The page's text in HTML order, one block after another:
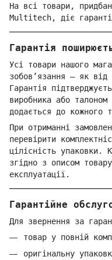
На всі товари,
Multitech, діє
Гарантія
Усі товари нашого
зобов’язання — як
Гарантія
виробника або
додається до кожного
При отриманні
перевірити
цілісність упаковки.
згідно з описом
експлуатації.
Гарантійне
Для звернення за
товар у повній
оригінальну